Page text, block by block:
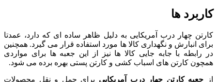
کاربرد ها
کارتن چهار درب آمریکایی به دلیل ظاهر ساده ای که دارد، عمدتا
برای انبارش و نگهداری کالا ها مورد استفاده قرار می گیرد. همچنین
در رابطه با جابه جایی کالا ها نیز از این جعبه ها برای مواردی
همچون کارتن های اسباب کشی و کارتن پستی بهره برده می شود.
از جعبه کارتن چهار درب آمریکایی برای حمل و نقل محصولات